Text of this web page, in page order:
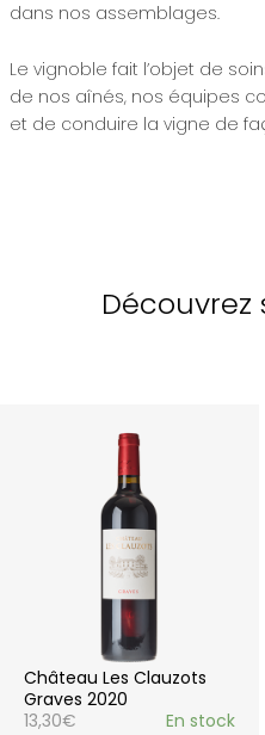
dans nos assemblages.
Le vignoble fait l’objet de
de nos aînés, nos équipes
et de conduire la vigne de
Découvrez
Château Les Clauzots
Graves 2020
13,30€ En stock